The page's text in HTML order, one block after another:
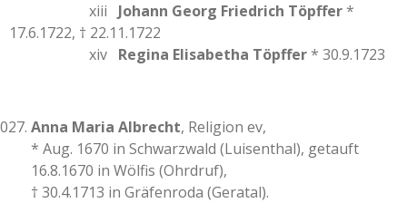
xiii Johann Georg Friedrich Töpffer*
17.6.1722, † 22.11.1722
xiv Regina Elisabetha Töpffer* 30.9.1723
Anna Maria Albrecht, Religion ev,
* Aug. 1670 in Schwarzwald (Luisenthal), getauft
16.8.1670 in Wölfis (Ohrdruf),
† 30.4.1713 in Gräfenroda (Geratal).